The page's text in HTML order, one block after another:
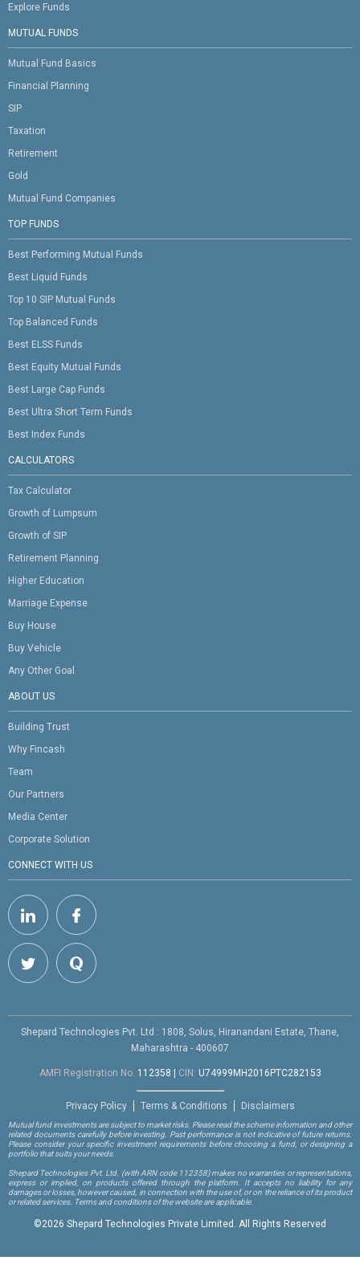
Explore Funds
MUTUAL FUNDS
Mutual Fund Basics
Financial Planning
SIP
Taxation
Retirement
Gold
Mutual Fund Companies
TOP FUNDS
Best Performing Mutual Funds
Best Liquid Funds
Top 10 SIP Mutual Funds
Top Balanced Funds
Best ELSS Funds
Best Equity Mutual Funds
Best Large Cap Funds
Best Ultra Short Term Funds
Best Index Funds
CALCULATORS
Tax Calculator
Growth of Lumpsum
Growth of SIP
Retirement Planning
Higher Education
Marriage Expense
Buy House
Buy Vehicle
Any Other Goal
ABOUT US
Building Trust
Why Fincash
Team
Our Partners
Media Center
Corporate Solution
CONNECT WITH US
Shepard Technologies Pvt. Ltd : 1808, Solus, Hiranandani Estate, Thane,
Maharashtra - 400607
AMFI Registration No. 112358 | CIN: U74999MH2016PTC282153
Privacy Policy Terms & Conditions Disclaimers
Mutual fund investments are subject to market risks. Please read the scheme information and other
related documents carefully before investing. Past performance is not indicative of future returns.
Please consider your specific investment requirements before choosing a fund, or designing a
portfolio that suits your needs.
Shepard Technologies Pvt. Ltd. (with ARN code 112358)makes no warranties or representations,
express or implied, on products offered through the platform. It accepts no liability for any
damages or losses, however caused, in connection with the use of, or on the reliance of its product
or related services. Terms and conditions of the website are applicable.
©2026 Shepard Technologies Private Limited. All Rights Reserved